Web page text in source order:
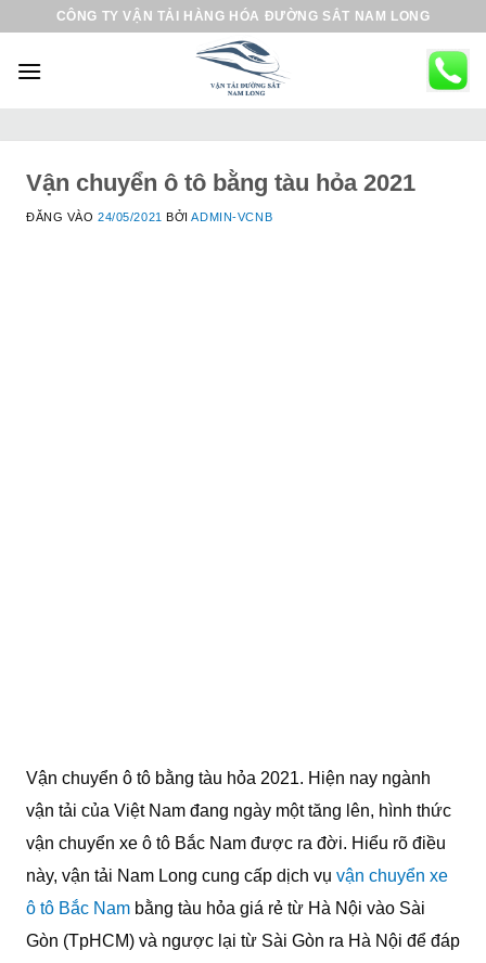
CÔNG TY VẬN TẢI HÀNG HÓA ĐƯỜNG SẮT NAM LONG
Vận chuyển ô tô bằng tàu hỏa 2021
ĐĂNG VÀO24/05/2021 BỞIADMIN-VCNB
Vận chuyển ô tô bằng tàu hỏa 2021. Hiện nay ngành
vận tải của Việt Nam đang ngày một tăng lên, hình thức
vận chuyển xe ô tô Bắc Nam được ra đời. Hiểu rõ điều
này, vận tải Nam Long cung cấp dịch vụ vận chuyển xe
ô tô Bắc Nam bằng tàu hỏa giá rẻ từ Hà Nội vào Sài
Gòn (TpHCM) và ngược lại từ Sài Gòn ra Hà Nội để đáp